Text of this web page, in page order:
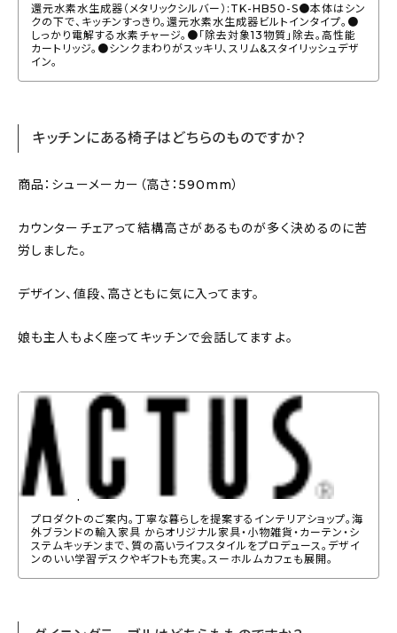
還元水素水生成器（メタリックシルバー）:TK-HB50-S●本体はシン
クの下で、キッチンすっきり。還元水素水生成器ビルトインタイプ。●
しっかり電解する水素チャージ。●「除去対象13物質」除去。高性能
カートリッジ。●シンクまわりがスッキリ、スリム&スタイリッシュデザ
イン。
キッチンにある椅子はどちらのものですか？
商品：シューメーカー（高さ：590mm）
カウンターチェアって結構高さがあるものが多く決めるのに苦
労しました。
デザイン、値段、高さともに気に入ってます。
娘も主人もよく座ってキッチンで会話してますよ。
ACTUS | ACTUS
プロダクトのご案内。丁寧な暮らしを提案するインテリアショップ。海
外ブランドの輸入家具 からオリジナル家具・小物雑貨・カーテン・シ
ステムキッチンまで、質の高いライフスタイルをプロデュース。デザイ
ンのいい学習デスクやギフトも充実。スーホルムカフェも展開。